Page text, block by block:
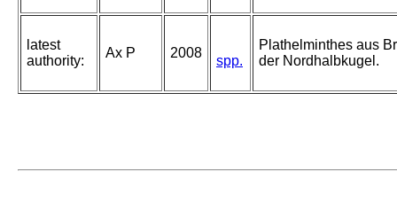
latest
authority:
Ax P 2008
spp.
Plathelminthes aus
der Nordhalbkugel.